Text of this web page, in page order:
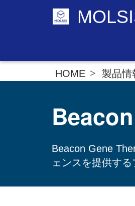
HOME 製品情
Beacon Gene
ェンスを提供する